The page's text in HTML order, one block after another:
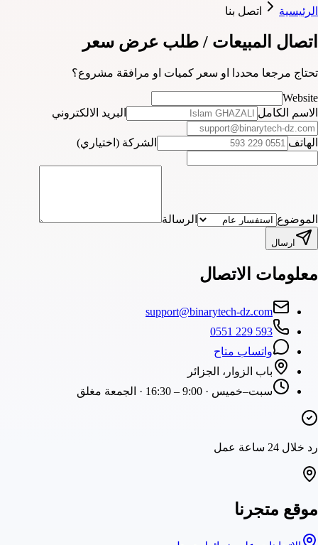
الرئيسية
اتصل بنا
اتصال المبيعات / طلب عرض سعر
تحتاج مرجعا محددا او سعر كميات او مرافقة مشروع؟
Website
الاسم الكامل
البريد الالكتروني
الهاتف الشركة (اختياري)
الموضوع الرسالة
ارسال
معلومات الاتصال
support@binarytech-dz.com
0551 229 593
واتساب متاح
باب الزوار، الجزائر
سبت–خميس · 9:00 – 16:30 · الجمعة مغلق
رد خلال 24 ساعة عمل
موقع متجرنا